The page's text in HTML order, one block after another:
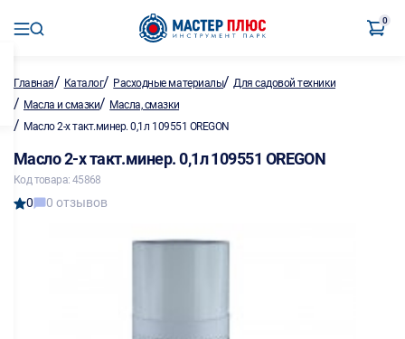
0
Главная/ Каталог/ Расходные материалы/Для садовой техники
/ Масла и смазки/ Масла, смазки
/ Масло 2-х такт.минер. 0,1л 109551 OREGON
Масло 2-х такт.минер. 0,1л 109551 OREGON
Код товара: 45868
0 0 отзывов